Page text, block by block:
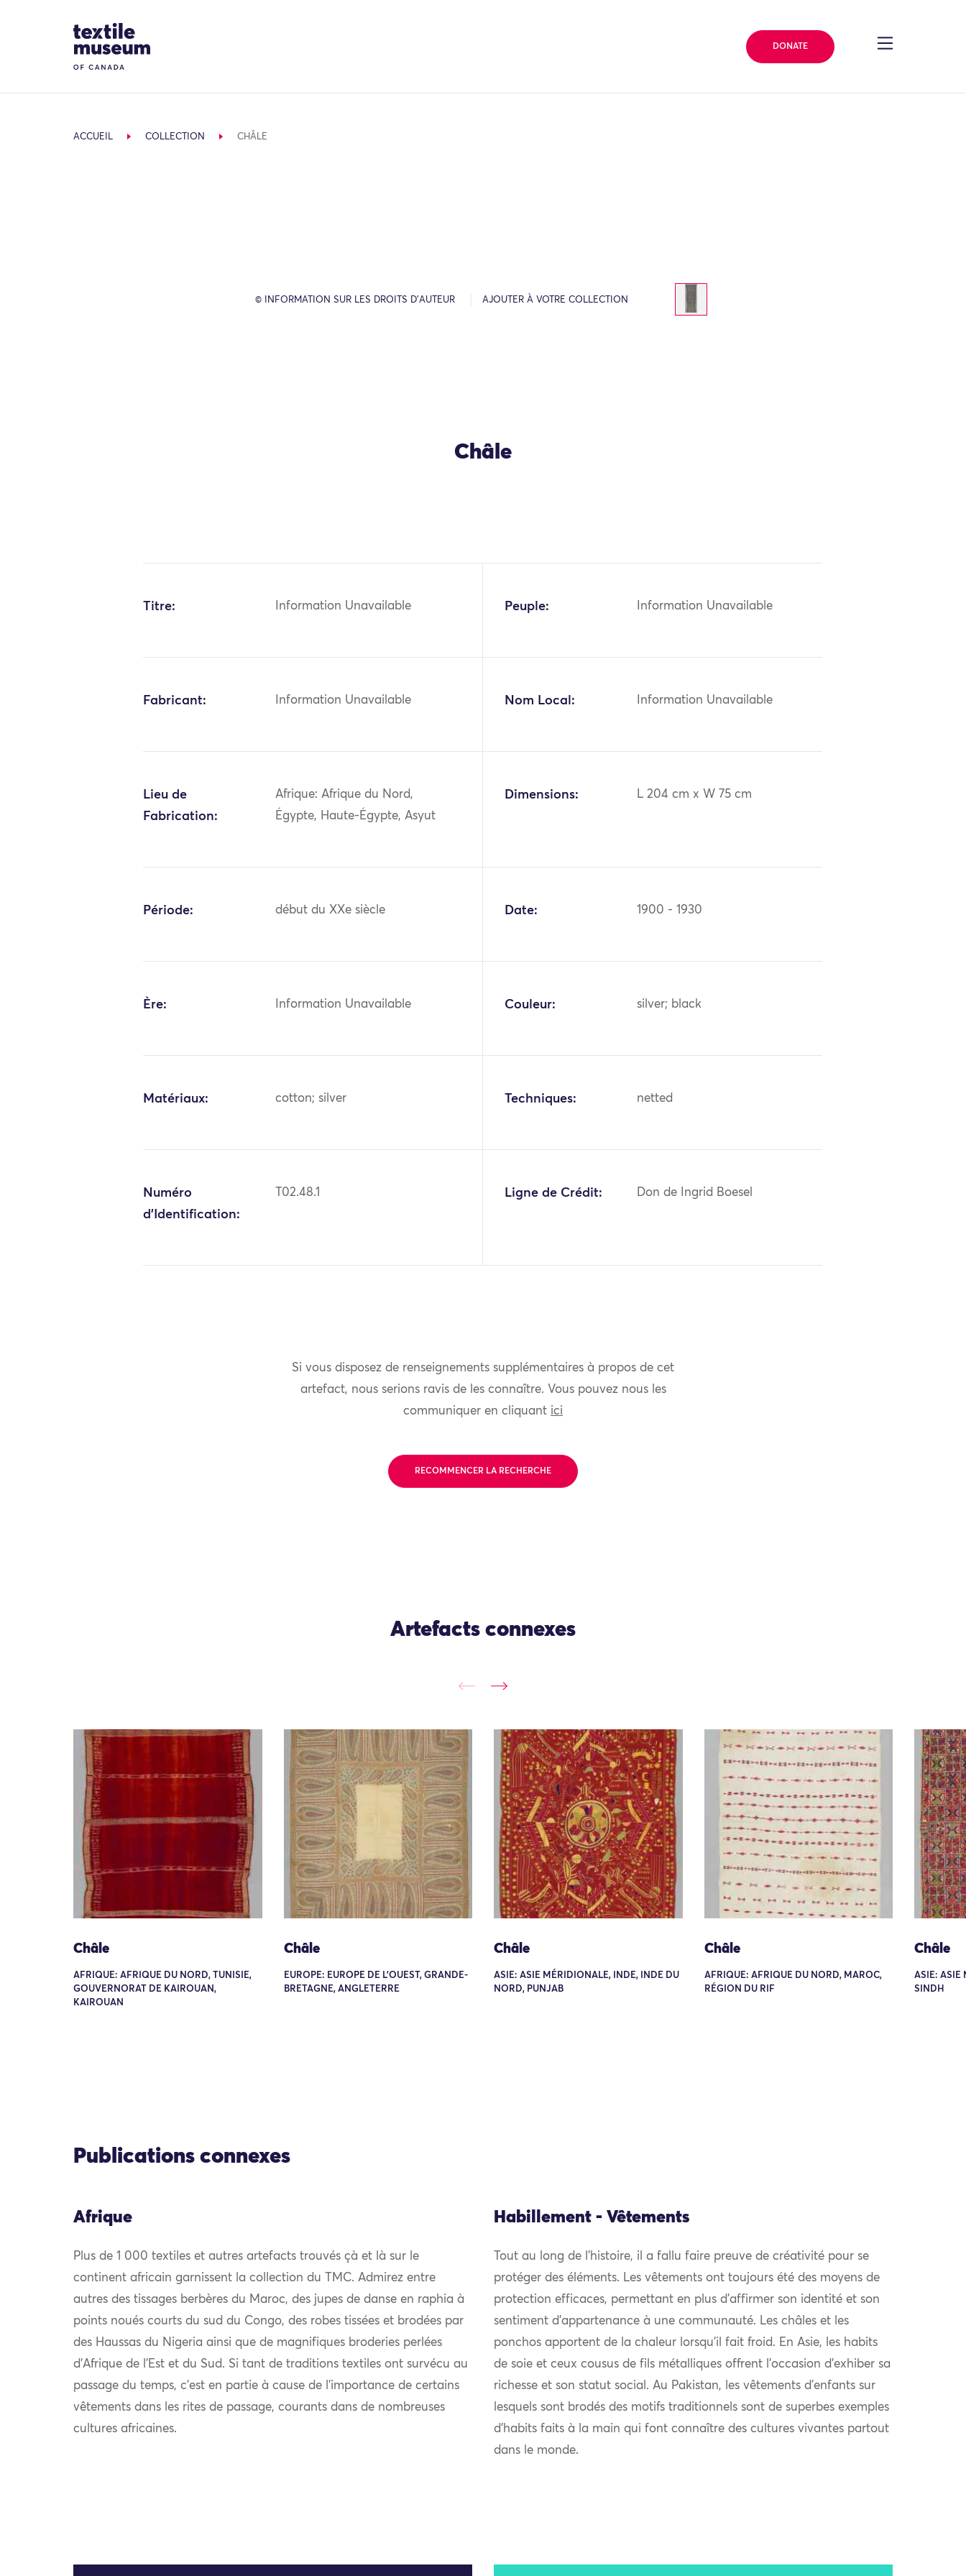
Site Logo
DONATE
ACCUEIL COLLECTION CHÂLE
© INFORMATION SUR LES DROITS D’AUTEUR AJOUTER À VOTRE COLLECTION
Châle
Titre: Information Unavailable Peuple: Information Unavailable
Fabricant: Information Unavailable Nom Local: Information Unavailable
Lieu de
Fabrication:
Afrique: Afrique du Nord,
Égypte, Haute-Égypte, Asyut
Dimensions: L 204 cm x W 75 cm
Période: début du XXe siècle Date: 1900 - 1930
Ère: Information Unavailable Couleur: silver; black
Matériaux: cotton; silver Techniques: netted
Numéro
d'Identification:
T02.48.1 Ligne de Crédit: Don de Ingrid Boesel
Si vous disposez de renseignements supplémentaires à propos de cet
artefact, nous serions ravis de les connaître. Vous pouvez nous les
communiquer en cliquant ici
RECOMMENCER LA RECHERCHE
Artefacts connexes
Châle
AFRIQUE: AFRIQUE DU NORD, TUNISIE,
GOUVERNORAT DE KAIROUAN,
KAIROUAN
Châle
EUROPE: EUROPE DE L'OUEST, GRANDE-
BRETAGNE, ANGLETERRE
Châle
ASIE: ASIE MÉRIDIONALE, INDE, INDE DU
NORD, PUNJAB
Châle
AFRIQUE: AFRIQUE DU NORD, MAROC,
RÉGION DU RIF
Châle
ASIE: ASIE
SINDH
Publications connexes
Afrique
Plus de 1 000 textiles et autres artefacts trouvés çà et là sur le
continent africain garnissent la collection du TMC. Admirez entre
autres des tissages berbères du Maroc, des jupes de danse en raphia à
points noués courts du sud du Congo, des robes tissées et brodées par
des Haussas du Nigeria ainsi que de magnifiques broderies perlées
d’Afrique de l’Est et du Sud. Si tant de traditions textiles ont survécu au
passage du temps, c’est en partie à cause de l’importance de certains
vêtements dans les rites de passage, courants dans de nombreuses
cultures africaines.
Habillement - Vêtements
Tout au long de l’histoire, il a fallu faire preuve de créativité pour se
protéger des éléments. Les vêtements ont toujours été des moyens de
protection efficaces, permettant en plus d’affirmer son identité et son
sentiment d’appartenance à une communauté. Les châles et les
ponchos apportent de la chaleur lorsqu’il fait froid. En Asie, les habits
de soie et ceux cousus de fils métalliques offrent l’occasion d’exhiber sa
richesse et son statut social. Au Pakistan, les vêtements d’enfants sur
lesquels sont brodés des motifs traditionnels sont de superbes exemples
d’habits faits à la main qui font connaître des cultures vivantes partout
dans le monde.